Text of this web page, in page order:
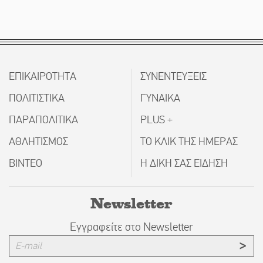
ΕΠΙΚΑΙΡΟΤΗΤΑ
ΠΟΛΙΤΙΣΤΙΚΑ
ΠΑΡΑΠΟΛΙΤΙΚΑ
ΑΘΛΗΤΙΣΜΟΣ
ΒΙΝΤΕΟ
ΣΥΝΕΝΤΕΥΞΕΙΣ
ΓΥΝΑΙΚΑ
PLUS +
ΤΟ ΚΛΙΚ ΤΗΣ ΗΜΕΡΑΣ
Η ΔΙΚΗ ΣΑΣ ΕΙΔΗΣΗ
Newsletter
Εγγραφείτε στο Newsletter